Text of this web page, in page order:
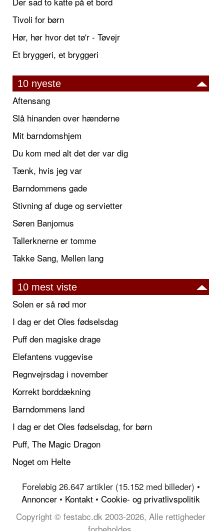
Tivoli for børn
Hør, hør hvor det tø'r - Tøvejr
Et bryggeri, et bryggeri
10 nyeste
Aftensang
Slå hinanden over hænderne
Mit barndomshjem
Du kom med alt det der var dig
Tænk, hvis jeg var
Barndommens gade
Stivning af duge og servietter
Søren Banjomus
Tallerknerne er tomme
Takke Sang, Mellen lang
10 mest viste
Solen er så rød mor
I dag er det Oles fødselsdag
Puff den magiske drage
Elefantens vuggevise
Regnvejrsdag i november
Korrekt borddækning
Barndommens land
I dag er det Oles fødselsdag, for børn
Puff, The Magic Dragon
Noget om Helte
Foreløbig 26.647 artikler (15.152 med billeder) •
Annoncer • Kontakt • Cookie- og privatlivspolitik
Copyright © festabc.dk 2003-2026, Alle rettigheder